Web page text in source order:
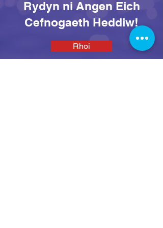
Rydyn ni Angen Eich
Cefnogaeth Heddiw!
Rhoi